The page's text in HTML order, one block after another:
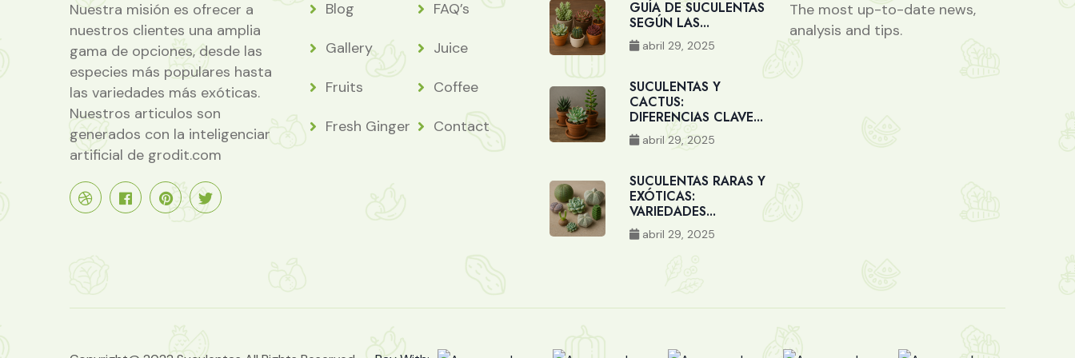
Nuestra misión es ofrecer a
nuestros clientes una amplia
gama de opciones, desde las
especies más populares hasta
las variedades más exóticas.
Nuestros articulos son
generados con la inteligenciar
artificial de grodit.com
Blog FAQ’s
Gallery Juice
Fruits Coffee
Fresh Ginger Contact
GUÍA DE SUCULENTAS
SEGÚN LAS...
abril 29, 2025
SUCULENTAS Y
CACTUS:
DIFERENCIAS CLAVE...
abril 29, 2025
SUCULENTAS RARAS Y
EXÓTICAS:
VARIEDADES...
abril 29, 2025
The most up-to-date news,
analysis and tips.